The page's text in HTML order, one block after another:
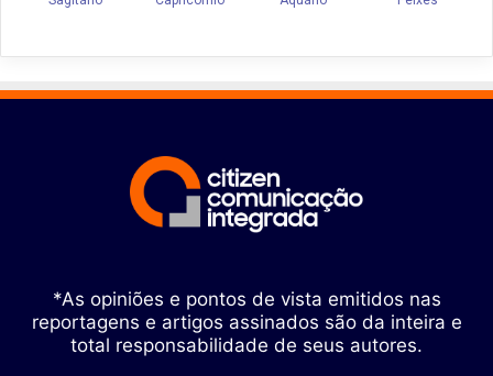
*As opiniões e pontos de vista emitidos nas
reportagens e artigos assinados são da inteira e
total responsabilidade de seus autores.